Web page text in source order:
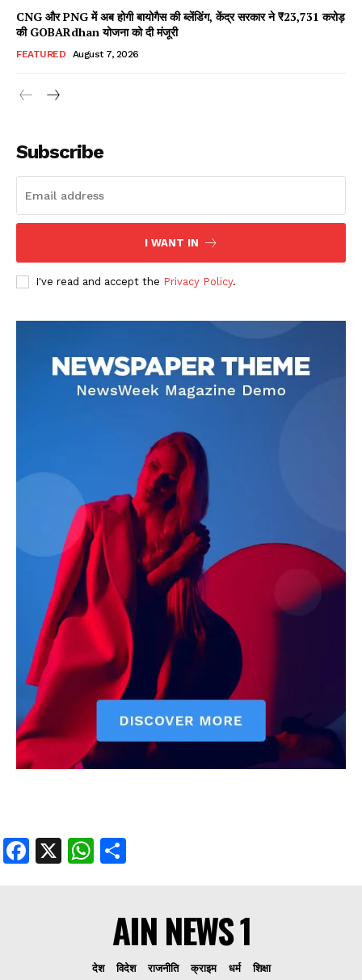
Read Latest News on AIN
DOWNLOAD NOW
AIN NEWS 1
Contact Us
About Us
Privacy Policy
Terms of Use Agreement
Facebook
X WhatsApp
Share
CNG और PNG में अब होगी बायोगैस की ब्लेंडिंग, केंद्र सरकार ने ₹23,731 करोड़
की GOBARdhan योजना को दी मंजूरी
FEATURED August 7, 2026
Subscribe
I WANT IN
I've read and accept the Privacy Policy.
Facebook
X WhatsApp
AIN NEWS 1
देश विदेश राजनीति क्राइम धर्म शिक्षा